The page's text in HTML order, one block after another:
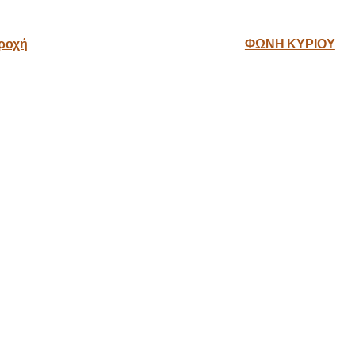
ΦΩΝΗ ΚΥΡΙΟΥ